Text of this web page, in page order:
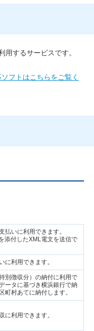
用するサービスです。
フトはこちらをご覧く
払いに利用できます。
添付したXML電文を送信で
に利用できます。
別徴収分）の納付に利用で
ータに基づき横浜銀行で納
町村あてに納付します。
に利用できます。